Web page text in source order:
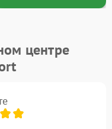
центре